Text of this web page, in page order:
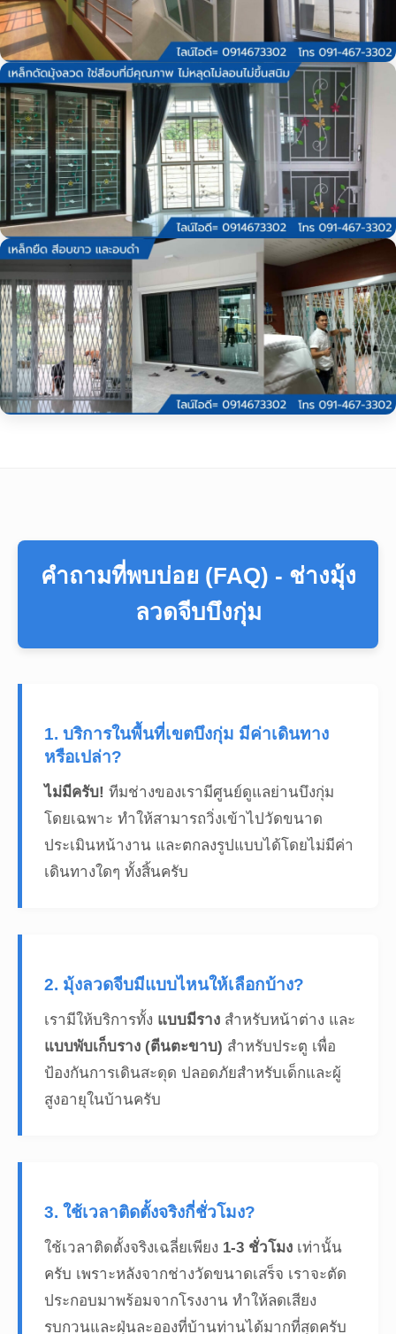
คำถามที่พบบ่อย (FAQ) - ช่างมุ้ง
ลวดจีบบึงกุ่ม
1. บริการในพื้นที่เขตบึงกุ่ม มีค่าเดินทาง
หรือเปล่า?
ไม่มีครับ! ทีมช่างของเรามีศูนย์ดูแลย่านบึงกุ่ม
โดยเฉพาะ ทำให้สามารถวิ่งเข้าไปวัดขนาด
ประเมินหน้างาน และตกลงรูปแบบได้โดยไม่มีค่า
เดินทางใดๆ ทั้งสิ้นครับ
2. มุ้งลวดจีบมีแบบไหนให้เลือกบ้าง?
เรามีให้บริการทั้ง แบบมีราง สำหรับหน้าต่าง และ
แบบพับเก็บราง (ตีนตะขาบ) สำหรับประตู เพื่อ
ป้องกันการเดินสะดุด ปลอดภัยสำหรับเด็กและผู้
สูงอายุในบ้านครับ
3. ใช้เวลาติดตั้งจริงกี่ชั่วโมง?
ใช้เวลาติดตั้งจริงเฉลี่ยเพียง 1-3 ชั่วโมง เท่านั้น
ครับ เพราะหลังจากช่างวัดขนาดเสร็จ เราจะตัด
ประกอบมาพร้อมจากโรงงาน ทำให้ลดเสียง
รบกวนและฝุ่นละอองที่บ้านท่านได้มากที่สุดครับ